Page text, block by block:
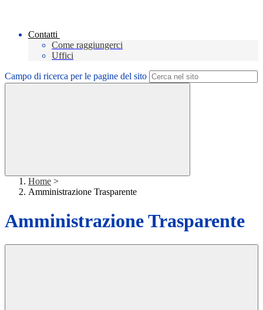
Contatti
Come raggiungerci
Uffici
Campo di ricerca per le pagine del sito
Home >
Amministrazione Trasparente
Amministrazione Trasparente